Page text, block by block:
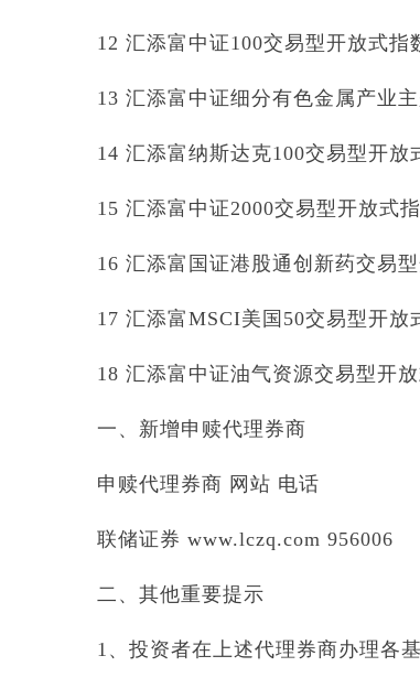
12 汇添富中证100交易型开放式
13 汇添富中证细分有色金属产业
14 汇添富纳斯达克100交易型开
15 汇添富中证2000交易型开放式
16 汇添富国证港股通创新药交易
17 汇添富MSCI美国50交易型开
18 汇添富中证油气资源交易型开
一、新增申赎代理券商
申赎代理券商 网站 电话
联储证券 www.lczq.com 956006
二、其他重要提示
1、投资者在上述代理券商办理各